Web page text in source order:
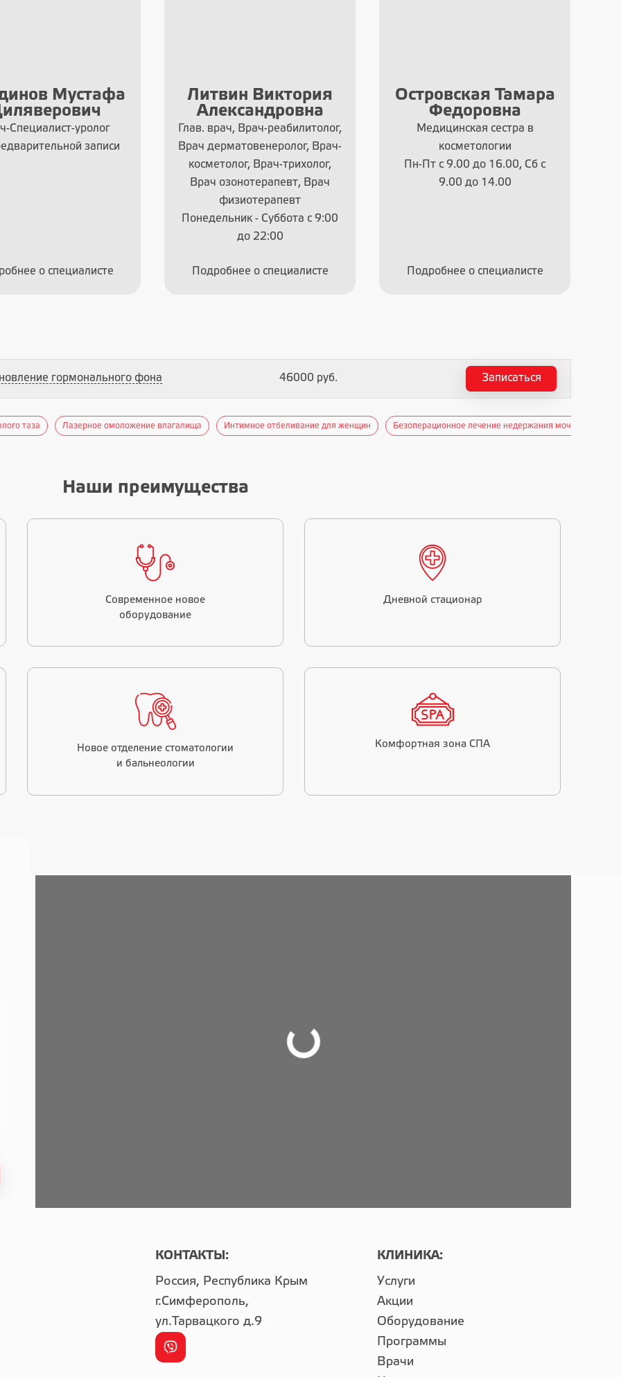
Мустафа
Специалист-уролог
записи
о специалисте
Литвин Виктория
Александровна
Глав. врач, Врач-реабилитолог,
Врач дерматовенеролог, Врач-
косметолог, Врач-трихолог,
Врач озонотерапевт, Врач
физиотерапевт
Понедельник - Суббота с 9:00
до 22:00
Подробнее о специалисте
Островская Тамара
Федоровна
Медицинская сестра в
косметологии
Пн-Пт с 9.00 до 16.00, Сб с
9.00 до 14.00
Подробнее о специалисте
гормонального фона 46000 руб. Записаться
таза Лазерное омоложение влагалища Интимное отбеливание для женщин Безоперационное лечение недержания мочи лазером
Наши преимущества
Современное новое
оборудование
Дневной стационар
Новое отделение стоматологии
и бальнеологии
Комфортная зона СПА
КОНТАКТЫ:
Россия, Республика Крым
г.Симферополь,
ул.Тарвацкого д.9
КЛИНИКА:
Услуги
Акции
Оборудование
Программы
Врачи